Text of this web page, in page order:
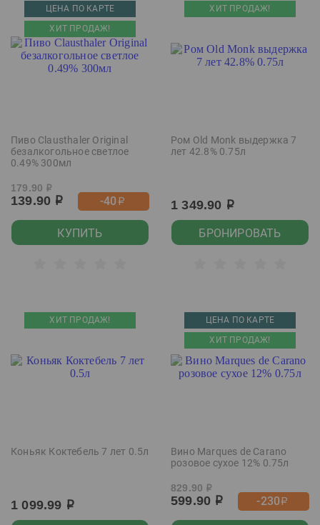
ЦЕНА ПО КАРТЕ
ХИТ ПРОДАЖ!
Пиво Clausthaler Original
безалкогольное светлое
0.49% 300мл
179.90 р
139.90 р -40р
КУПИТЬ
ХИТ ПРОДАЖ!
Ром Old Monk выдержка 7
лет 42.8% 0.75л
1 349.90 р
БРОНИРОВАТЬ
ХИТ ПРОДАЖ!
Коньяк Коктебель 7 лет 0.5л
1 099.99 р
ЦЕНА ПО КАРТЕ
ХИТ ПРОДАЖ!
Вино Marques de Carano
розовое сухое 12% 0.75л
829.90 р
599.90 р -230р